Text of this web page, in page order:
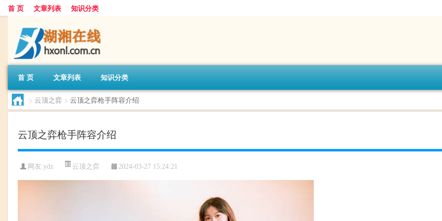
首 页 文章列表 知识分类
首 页 文章列表 知识分类
> 云顶之弈 > 云顶之弈枪手阵容介绍
云顶之弈枪手阵容介绍
网友:ydz 云顶之弈 2024-03-27 15:24:21